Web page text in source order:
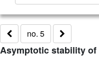
no. 5
Asymptotic stability